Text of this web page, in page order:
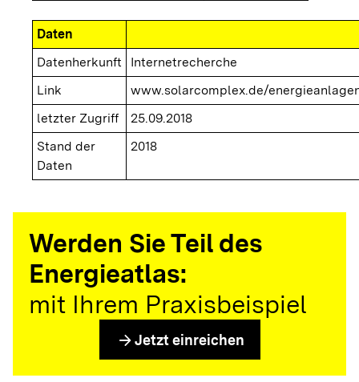
Daten
Datenherkunft
Internetrecherche
Link
www.solarcomplex.de/
letzter Zugriff
25.09.2018
Stand der
Daten
2018
Werden Sie Teil des
Energieatlas:
mit Ihrem Praxisbeispiel
arrow_forward Jetzt einreichen